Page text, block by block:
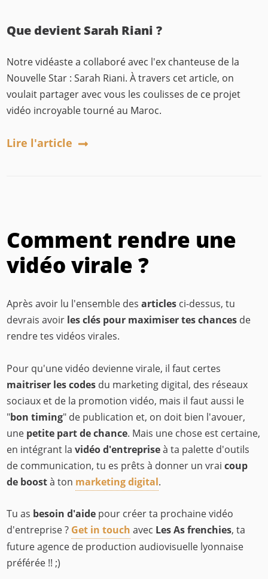
Que devient Sarah Riani ?
Notre vidéaste a collaboré avec l'ex chanteuse de la
Nouvelle Star : Sarah Riani. À travers cet article, on
voulait partager avec vous les coulisses de ce projet
vidéo incroyable tourné au Maroc.
Lire l'article
Comment rendre une
vidéo virale ?
Après avoir lu l'ensemble desarticles ci-dessus, tu
devrais avoir les clés pour maximiser tes chances de
rendre tes vidéos virales.
Pour qu'une vidéo devienne virale, il faut certes
maitriser les codes du marketing digital, des réseaux
sociaux et de la promotion vidéo, mais il faut aussi le
"bon timing" de publication et, on doit bien l'avouer,
une petite part de chance. Mais une chose est certaine,
en intégrant lavidéo d'entrepriseà ta palette d'outils
de communication, tu es prêts à donner un vraicoup
de boostà ton marketing digital.
Tu as besoin d'aide pour créer ta prochaine vidéo
d'entreprise ? Get in touch avec Les As frenchies, ta
future agence de production audiovisuelle lyonnaise
préférée !! ;)